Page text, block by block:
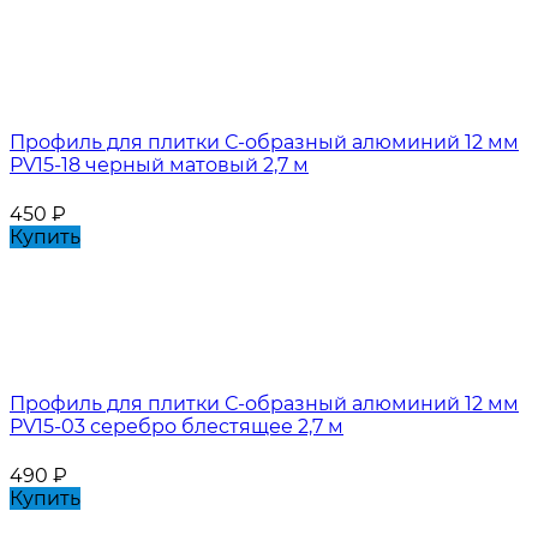
Профиль для плитки С-образный алюминий 12 мм
PV15-18 черный матовый 2,7 м
450 ₽
Купить
Профиль для плитки С-образный алюминий 12 мм
PV15-03 серебро блестящее 2,7 м
490 ₽
Купить